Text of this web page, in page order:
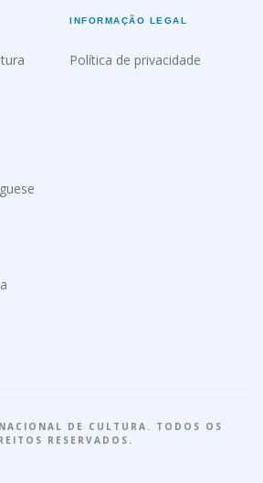
INFORMAÇÃO LEGAL
Política de privacidade
DE CULTURA. TODOS OS
RESERVADOS.